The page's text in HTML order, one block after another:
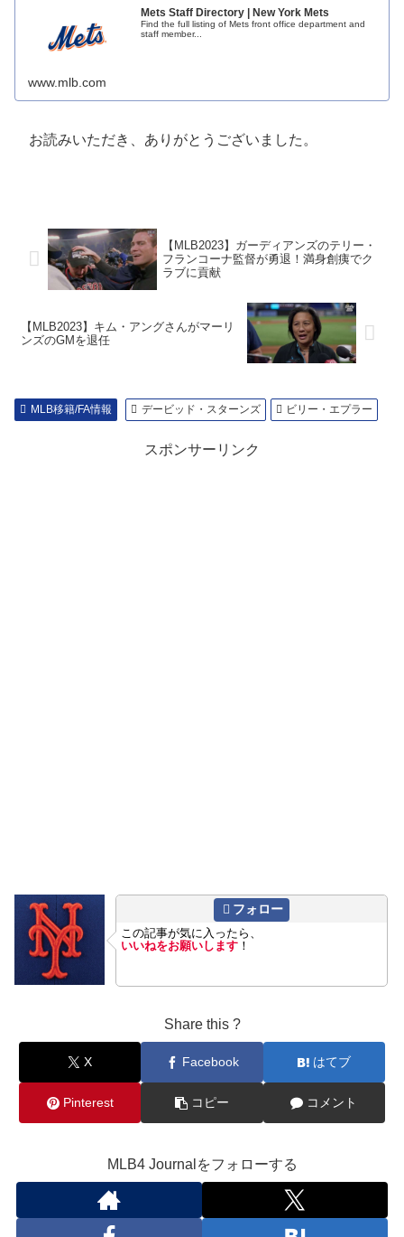
Mets Staff Directory | New York Mets
Find the full listing of Mets front office department and
staff member...
www.mlb.com
お読みいただき、ありがとうございました。
【MLB2023】ガーディアンズのテリー・
フランコーナ監督が勇退！満身創痍でク
ラブに貢献
【MLB2023】キム・アングさんがマーリ
ンズのGMを退任
MLB移籍/FA情報 デービッド・スターンズ ビリー・エプラー
スポンサーリンク
フォロー
この記事が気に入ったら、
いいねをお願いします ！
Share this ?
X Facebook はてブ
Pinterest コピー コメント
MLB4 Journalをフォローする